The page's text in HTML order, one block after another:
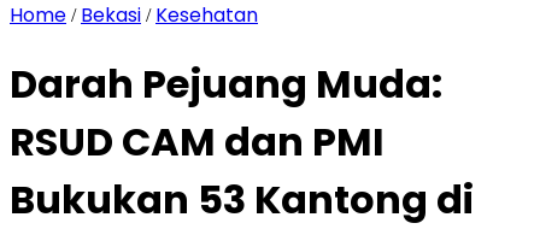
Home / Bekasi / Kesehatan
Darah Pejuang Muda:
RSUD CAM dan PMI
Bukukan 53 Kantong di